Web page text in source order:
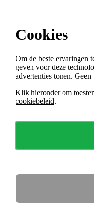
Menu
VACATURES
ORGANISATIES
Cookies
Om de beste ervaringen
geven voor deze
advertenties tonen.
Klik hieronder om
cookiebeleid.